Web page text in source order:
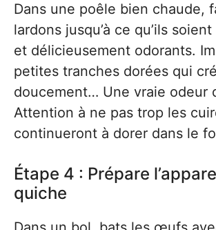
Dans une poêle bien chaude,
lardons jusqu’à ce qu’ils
et délicieusement odorants.
petites tranches dorées qui
doucement… Une vraie odeur
Attention à ne pas trop les
continueront à dorer dans le
Étape 4 : Prépare
quiche